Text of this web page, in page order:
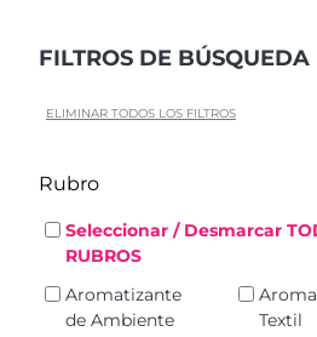
FILTROS DE BÚSQUEDA
ELIMINAR TODOS LOS FILTROS
Rubro
Seleccionar / Desmarcar
RUBROS
Aromatizante
de Ambiente
Textil